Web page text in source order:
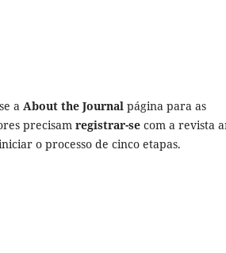
a About the Journal página para as
precisam registrar-se com a revista
o processo de cinco etapas.